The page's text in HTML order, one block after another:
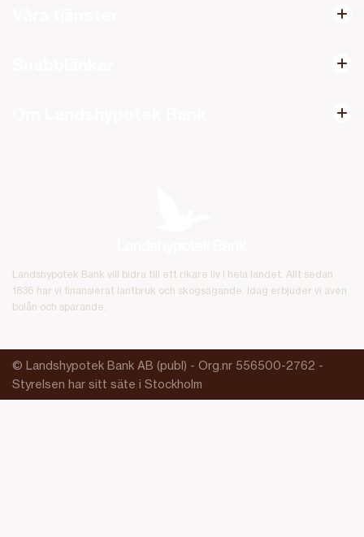
Landshypotek Bank vill bidra till ett rikare liv i hela landet. Allt sedan
1836 har vi finansierat lantbruk och skogsägande. Idag erbjuder vi även
bolån och sparande.
© Landshypotek Bank AB (publ) - Org.nr 556500-2762 -
Styrelsen har sitt säte i Stockholm